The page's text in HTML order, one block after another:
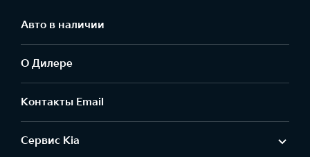
Авто в наличии
О Дилере
Контакты Email
Сервис Kia